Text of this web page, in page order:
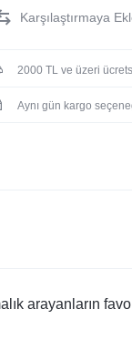
2000 TL ve üzeri
Aynı gün kargo
arayanların